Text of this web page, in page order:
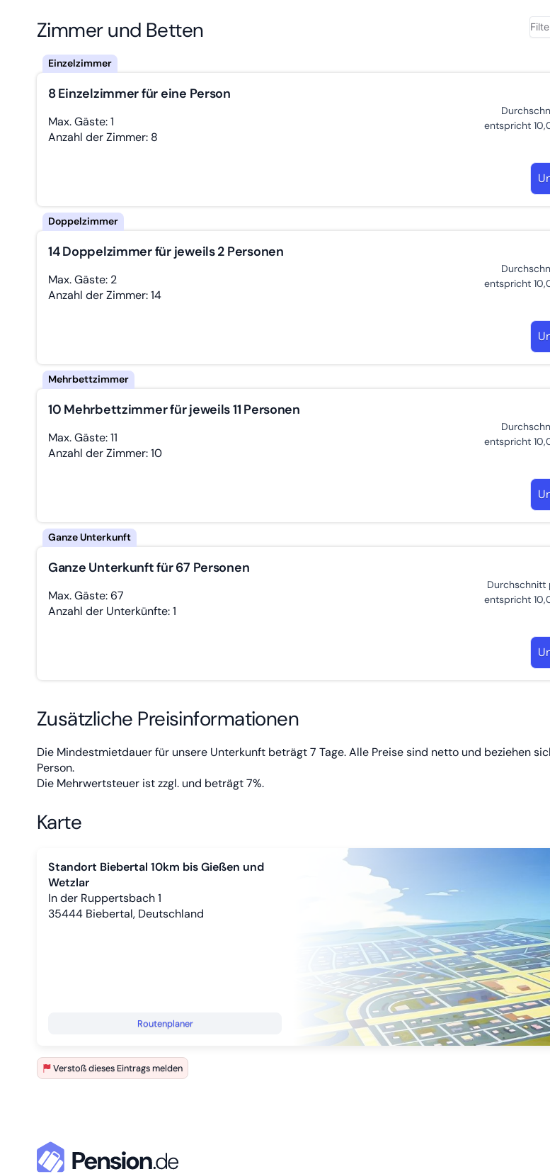
Dart
Grillmöglich­keit
Zimmer und Betten
8 Einzelzimmer für eine Person
Max. Gäste: 1
Anzahl der Zimmer: 8
entspricht
14 Doppelzimmer für jeweils 2 Personen
Max. Gäste: 2
Anzahl der Zimmer: 14
entspricht
10 Mehrbettzimmer für jeweils 11 Personen
Max. Gäste: 11
Anzahl der Zimmer: 10
entspricht
Ganze Unterkunft für 67 Personen
Max. Gäste: 67
Anzahl der Unterkünfte: 1
Durchschnitt
entspricht
Zusätzliche Preisinformationen
Die Mindestmietdauer für unsere Unterkunft beträgt 7 Tage. Alle Preise sind netto und beziehen
Person.
Die Mehrwertsteuer ist zzgl. und beträgt 7%.
Karte
Standort Biebertal 10km bis Gießen und
Wetzlar
In der Ruppertsbach 1
35444 Biebertal, Deutschland
Routenplaner
Verstoß dieses Eintrags melden